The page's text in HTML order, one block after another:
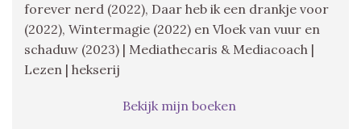
forever nerd (2022), Daar heb ik een drankje voor
(2022), Wintermagie (2022) en Vloek van vuur en
schaduw (2023) | Mediathecaris & Mediacoach |
Lezen | hekserij
Bekijk mijn boeken